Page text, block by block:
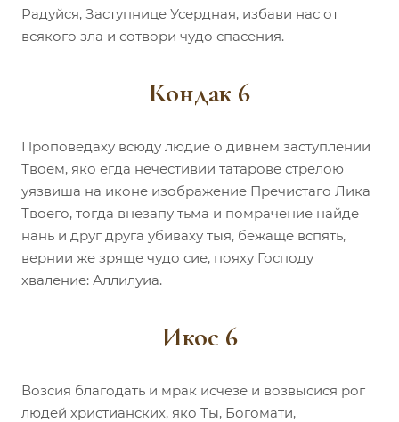
Радуйся, Заступнице Усердная, избави нас от
всякого зла и сотвори чудо спасения.
Кондак 6
Проповедаху всюду людие о дивнем заступлении
Твоем, яко егда нечестивии татарове стрелою
уязвиша на иконе изображение Пречистаго Лика
Твоего, тогда внезапу тьма и помрачение найде
нань и друг друга убиваху тыя, бежаще вспять,
вернии же зряще чудо сие, пояху Господу
хваление: Аллилуиа.
Икос 6
Возсия благодать и мрак исчезе и возвысися рог
людей христианских, яко Ты, Богомати,